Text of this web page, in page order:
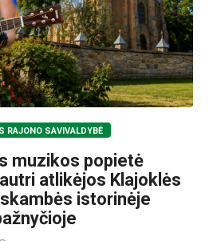
RAJONO SAVIVALDYBĖ
muzikos popietė
atlikėjos Klajoklės
istorinėje